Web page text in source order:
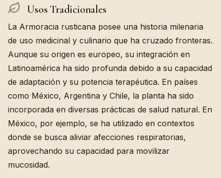
Usos Tradicionales
La Armoracia rusticana posee una historia milenaria
de uso medicinal y culinario que ha cruzado fronteras.
Aunque su origen es europeo, su integración en
Latinoamérica ha sido profunda debido a su capacidad
de adaptación y su potencia terapéutica. En países
como México, Argentina y Chile, la planta ha sido
incorporada en diversas prácticas de salud natural. En
México, por ejemplo, se ha utilizado en contextos
donde se busca aliviar afecciones respiratorias,
aprovechando su capacidad para movilizar
mucosidad.